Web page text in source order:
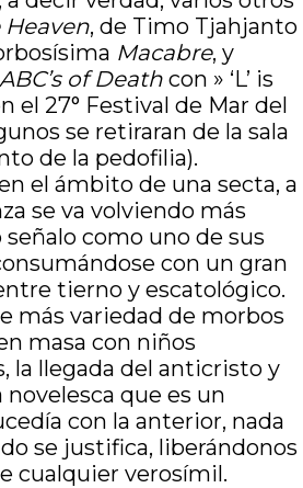
Heaven, de Timo Tjahjanto
Macabre, y
of Deathcon » ‘L’ is
el 27° Festival de Mar del
se retiraran de la sala
de la pedofilia).
el ámbito de una secta, a
se va volviendo más
señalo como uno de sus
con un gran
tierno y escatológico.
más variedad de morbos
masa con niños
la llegada del anticristo y
novelesca que es un
con la anterior, nada
se justifica, liberándonos
cualquier verosímil.